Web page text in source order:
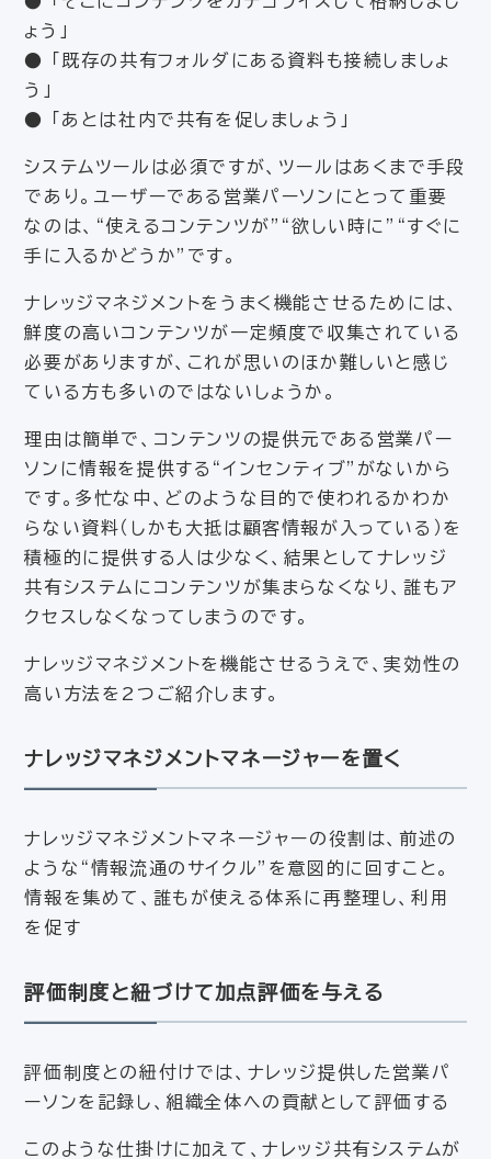
ょう」
● 「既存の共有フォルダにある資料も接続しましょ
う」
● 「あとは社内で共有を促しましょう」
システムツールは必須ですが、ツールはあくまで手段
であり。ユーザーである営業パーソンにとって重要
なのは、“使えるコンテンツが”“欲しい時に”“すぐに
手に入るかどうか”です。
ナレッジマネジメントをうまく機能させるためには、
鮮度の高いコンテンツが一定頻度で収集されている
必要がありますが、これが思いのほか難しいと感じ
ている方も多いのではないしょうか。
理由は簡単で、コンテンツの提供元である営業パー
ソンに情報を提供する“インセンティブ”がないから
です。多忙な中、どのような目的で使われるかわか
らない資料（しかも大抵は顧客情報が入っている）を
積極的に提供する人は少なく、結果としてナレッジ
共有システムにコンテンツが集まらなくなり、誰もア
クセスしなくなってしまうのです。
ナレッジマネジメントを機能させるうえで、実効性の
高い方法を2つご紹介します。
ナレッジマネジメントマネージャーを置く
ナレッジマネジメントマネージャーの役割は、前述の
ような“情報流通のサイクル”を意図的に回すこと。
情報を集めて、誰もが使える体系に再整理し、利用
を促す
評価制度と紐づけて加点評価を与える
評価制度との紐付けでは、ナレッジ提供した営業パ
ーソンを記録し、組織全体への貢献として評価する
このような仕掛けに加えて、ナレッジ共有システムが